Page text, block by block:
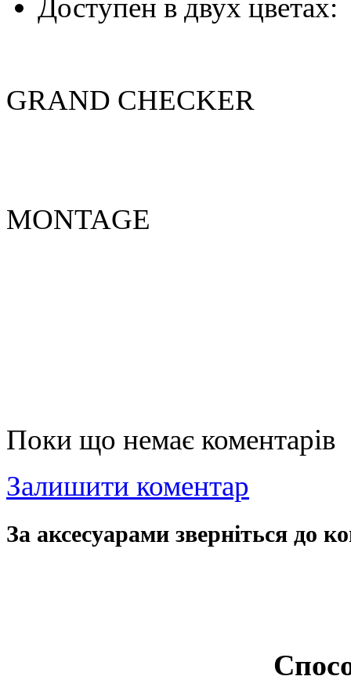
Доступен в двух цветах:
GRAND CHECKER
MONTAGE
Поки що немає коментарів
Залишити коментар
За аксесуарами зверніться до